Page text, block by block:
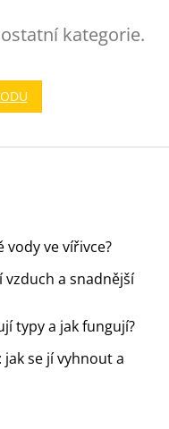
kategorie.
ve vířivce?
a snadnější
typy a jak fungují?
se jí vyhnout a